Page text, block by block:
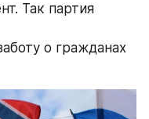
Так партия
о гражданах